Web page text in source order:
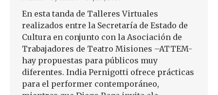
En esta tanda de Talleres Virtuales
realizados entre la Secretaría de Estado de
Cultura en conjunto con la Asociación de
Trabajadores de Teatro Misiones –ATTEM-
hay propuestas para públicos muy
diferentes. India Pernigotti ofrece prácticas
para el performer contemporáneo,